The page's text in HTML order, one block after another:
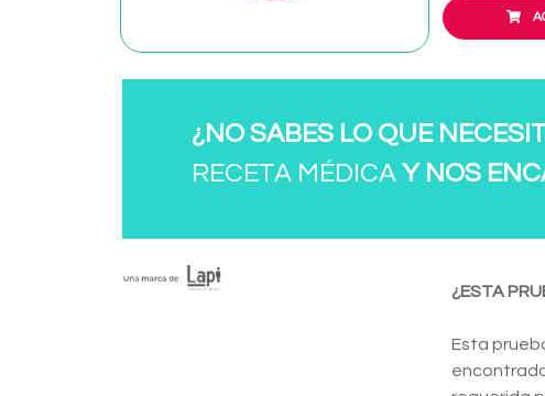
¿NO SABES LO QUE
RECETA MÉDICA Y NOS
¿ESTA
Esta